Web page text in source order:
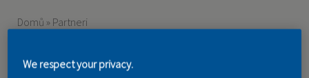
PORADENSTVÍ
AKCE A NOVINKY
Domů » Partneri
We respect your privacy.